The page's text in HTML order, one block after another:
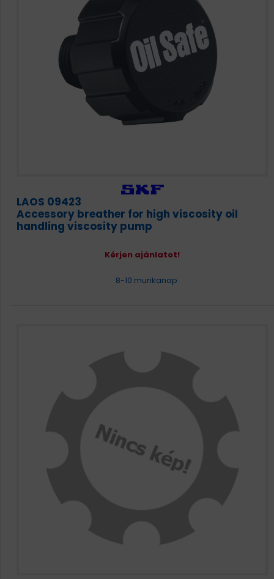
LAOS 09423
Accessory breather for high viscosity oil
handling viscosity pump
Kérjen ajánlatot!
8-10 munkanap